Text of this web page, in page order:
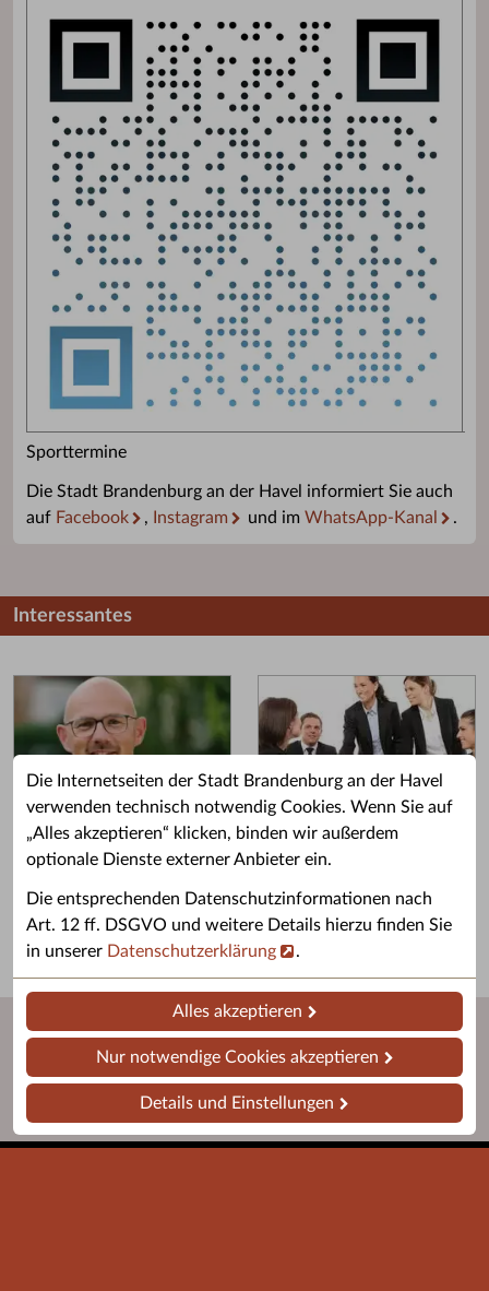
Die Internetseiten der Stadt Brandenburg an der Havel
verwenden technisch notwendig Cookies. Wenn Sie auf
„Alles akzeptieren“ klicken, binden wir außerdem
optionale Dienste externer Anbieter ein.
Die entsprechenden Datenschutzinformationen nach
Art. 12 ff. DSGVO und weitere Details hierzu finden Sie
in unserer Datenschutzerklärung .
Alles akzeptieren
Nur notwendige Cookies akzeptieren
Details und Einstellungen
Sporttermine
Die Stadt Brandenburg an der Havel informiert Sie auch
auf Facebook , Instagram und im WhatsApp-Kanal .
Interessantes
Grußwort des OB